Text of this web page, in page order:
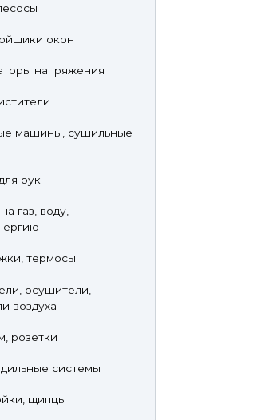
окон
напряжения
машины, сушильные
рук
газ, воду,
термосы
осушители,
воздуха
розетки
системы
щипцы